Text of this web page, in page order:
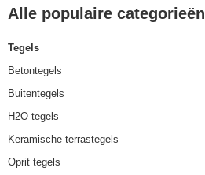
Alle populaire categorieën
Tegels
Betontegels
Buitentegels
H2O tegels
Keramische terrastegels
Oprit tegels